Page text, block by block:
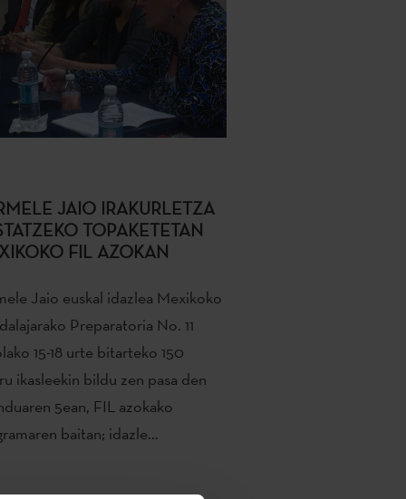
JAIO IRAKURLETZA
TOPAKETETAN
FIL AZOKAN
Jaio euskal idazlea Mexikoko
Preparatoria No. 11
15-18 urte bitarteko 150
ikasleekin bildu zen pasa den
5ean, FIL azokako
baitan; idazle...